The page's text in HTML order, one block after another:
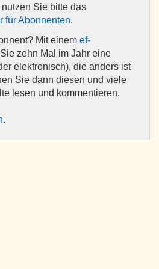
Sie bitte das
für Abonnenten.
Mit einem ef-
zehn Mal im Jahr eine
elektronisch), die anders ist
Sie dann diesen und viele
lesen und kommentieren.
.